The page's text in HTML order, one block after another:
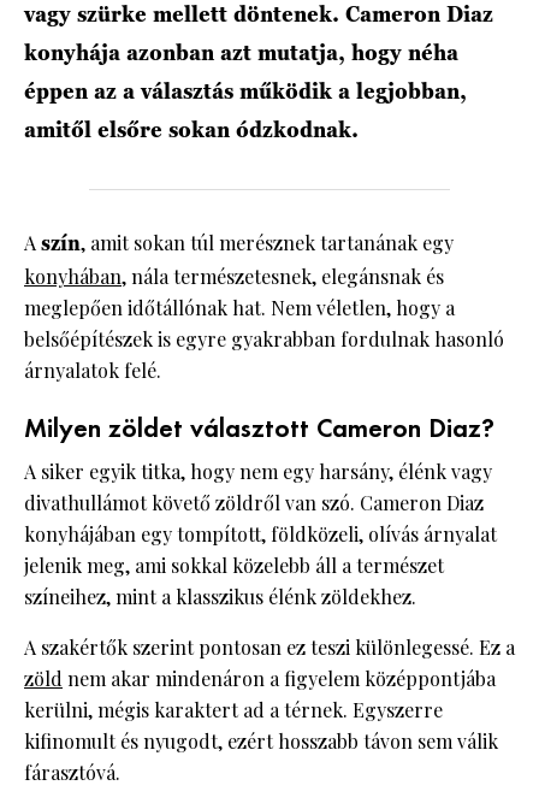
vagy szürke mellett döntenek. Cameron Diaz
konyhája azonban azt mutatja, hogy néha
éppen az a választás működik a legjobban,
amitől elsőre sokan ódzkodnak.
Aszín, amit sokan túl merésznek tartanának egy
konyhában, nála természetesnek, elegánsnak és
meglepően időtállónak hat. Nem véletlen, hogy a
belsőépítészek is egyre gyakrabban fordulnak hasonló
árnyalatok felé.
Milyen zöldet választott Cameron Diaz?
A siker egyik titka, hogy nem egy harsány, élénk vagy
divathullámot követő zöldről van szó. Cameron Diaz
konyhájában egy tompított, földközeli, olívás árnyalat
jelenik meg, ami sokkal közelebb áll a természet
színeihez, mint a klasszikus élénk zöldekhez.
A szakértők szerint pontosan ez teszi különlegessé. Ez a
zöld nem akar mindenáron a figyelem középpontjába
kerülni, mégis karaktert ad a térnek. Egyszerre
kifinomult és nyugodt, ezért hosszabb távon sem válik
fárasztóvá.